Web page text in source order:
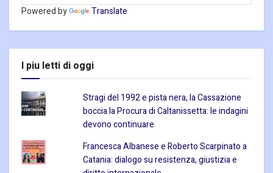
Powered by Translate
I piu letti di oggi
Stragi del 1992 e pista nera, la Cassazione
boccia la Procura di Caltanissetta: le indagini
devono continuare
Francesca Albanese e Roberto Scarpinato a
Catania: dialogo su resistenza, giustizia e